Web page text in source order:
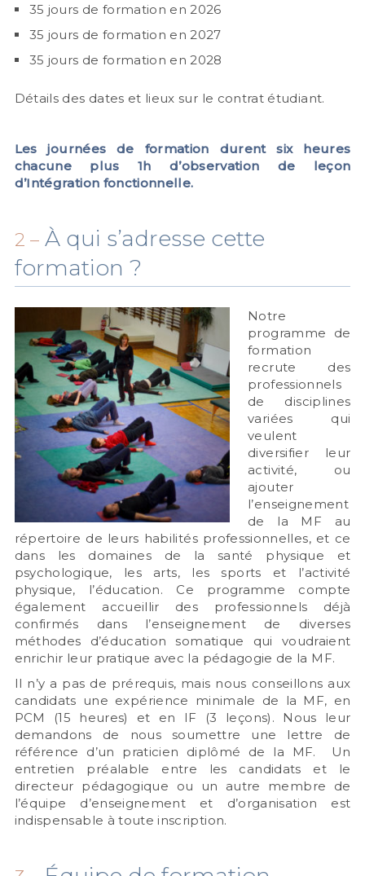
35 jours de formation en 2026
35 jours de formation en 2027
35 jours de formation en 2028
Détails des dates et lieux sur le contrat étudiant.
Les journées de formation durent six heures
chacune plus 1h d’observation de leçon
d’Intégration fonctionnelle.
2 –À qui s’adresse cette
formation ?
Notre
programme de
formation
recrute des
professionnels
de disciplines
variées qui
veulent
diversifier leur
activité, ou
ajouter
l’enseignement
de la MF au
répertoire de leurs habilités professionnelles, et ce
dans les domaines de la santé physique et
psychologique, les arts, les sports et l’activité
physique, l’éducation. Ce programme compte
également accueillir des professionnels déjà
confirmés dans l’enseignement de diverses
méthodes d’éducation somatique qui voudraient
enrichir leur pratique avec la pédagogie de la MF.
Il n’y a pas de prérequis, mais nous conseillons aux
candidats une expérience minimale de la MF, en
PCM (15 heures) et en IF (3 leçons). Nous leur
demandons de nous soumettre une lettre de
référence d’un praticien diplômé de la MF. Un
entretien préalable entre les candidats et le
directeur pédagogique ou un autre membre de
l’équipe d’enseignement et d’organisation est
indispensable à toute inscription.